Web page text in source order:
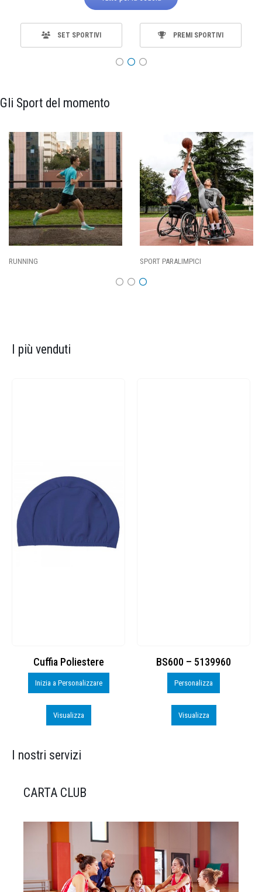
SET SPORTIVI PREMI SPORTIVI
Gli Sport del momento
RUNNING SPORT PARALIMPICI
I più venduti
BS600 – 5139960
Personalizza
Visualizza
Toppe ricamate in HD
Personalizza
Visualizza
I nostri servizi
CARTA CLUB